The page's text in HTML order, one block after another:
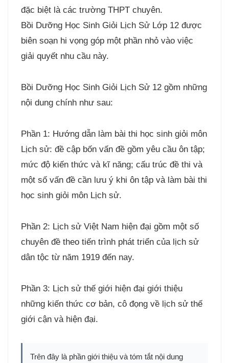
đặc biệt là các trường THPT chuyên.
Bồi Dưỡng Học Sinh Giỏi Lịch Sử Lớp 12 được
biên soạn hi vọng góp một phần nhỏ vào việc
giải quyết nhu cầu này.
Bồi Dưỡng Học Sinh Giỏi Lịch Sử 12 gồm những
nội dung chính như sau:
Phần 1: Hướng dẫn làm bài thi học sinh giỏi môn
Lịch sử: đề cập bốn vấn đề gồm yêu cầu ôn tập;
mức độ kiến thức và kĩ năng; cấu trúc đề thi và
một số vấn đề cần lưu ý khi ôn tập và làm bài thi
học sinh giỏi môn Lịch sử.
Phần 2: Lịch sử Việt Nam hiện đại gồm một số
chuyên đề theo tiến trình phát triển của lịch sử
dân tộc từ năm 1919 đến nay.
Phần 3: Lịch sử thế giới hiện đại giới thiệu
những kiến thức cơ bản, cô đọng về lịch sử thế
giới cận và hiện đại.
Trên đây là phần giới thiệu và tóm tắt nội dung